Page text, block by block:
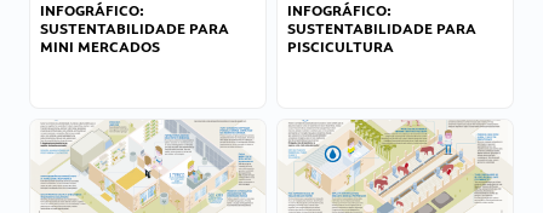
INFOGRÁFICO:
SUSTENTABILIDADE PARA
MINI MERCADOS
INFOGRÁFICO:
SUSTENTABILIDADE PARA
PISCICULTURA